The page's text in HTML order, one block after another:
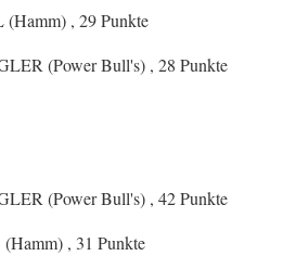
, 29 Punkte
(Power Bull's) , 28 Punkte
(Power Bull's) , 42 Punkte
, 31 Punkte